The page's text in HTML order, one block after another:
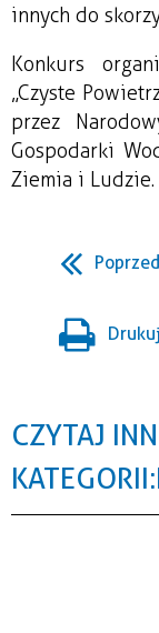
innych do
Konkurs
„Czyste
przez
Gospodarki
Ziemia i Ludzie.
Drukuj
CZYTAJ